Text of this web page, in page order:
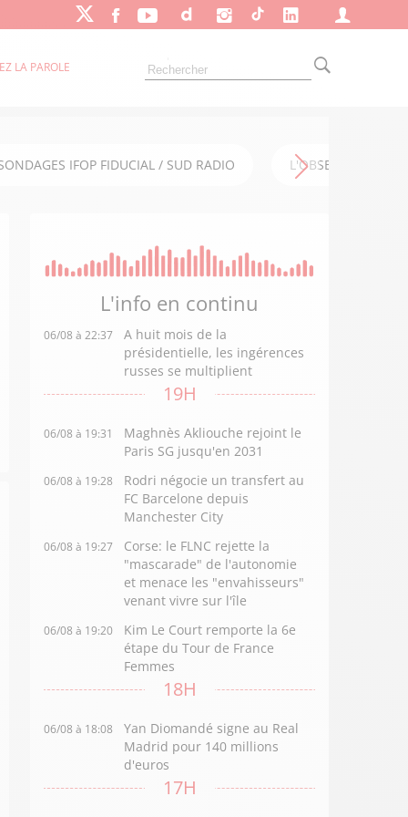
LA PAROLE
IFOP FIDUCIAL / SUD RADIO L'OBSERVATOIRE
L'info en continu
06/08 à 22:37
A huit mois de la
présidentielle, les ingérences
russes se multiplient
19H
06/08 à 19:31
Maghnès Akliouche rejoint le
Paris SG jusqu'en 2031
06/08 à 19:28
Rodri négocie un transfert au
FC Barcelone depuis
Manchester City
06/08 à 19:27
Corse: le FLNC rejette la
"mascarade" de l'autonomie
et menace les "envahisseurs"
venant vivre sur l'île
06/08 à 19:20
Kim Le Court remporte la 6e
étape du Tour de France
Femmes
18H
06/08 à 18:08
Yan Diomandé signe au Real
Madrid pour 140 millions
d'euros
17H